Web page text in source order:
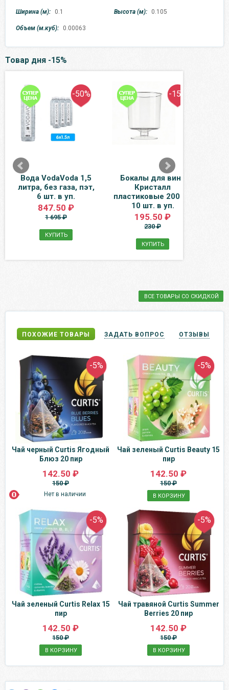
Ширина (м): 0.1 Высота (м): 0.105
Объем (м.куб): 0.00063
Товар дня -15%
-50%
Вода VodaVoda 1,5
литра, без газа, пэт,
6 шт. в уп.
847.50 ₽
1 695 ₽
КУПИТЬ
-15%
Бокалы для вина
Кристалл
пластиковые 200 мл
10 шт. в уп.
195.50 ₽
230 ₽
КУПИТЬ
ВСЕ ТОВАРЫ СО СКИДКОЙ
ПОХОЖИЕ ТОВАРЫ ЗАДАТЬ ВОПРОС ОТЗЫВЫ
-5%
Чай черный Curtis Ягодный
Блюз 20 пир
142.50 ₽
150 ₽
Нет в наличии
-5%
Чай зеленый Curtis Beauty 15
пир
142.50 ₽
150 ₽
В КОРЗИНУ
-5%
Чай зеленый Curtis Relax 15
пир
142.50 ₽
150 ₽
В КОРЗИНУ
-5%
Чай травяной Curtis Summer
Berries 20 пир
142.50 ₽
150 ₽
В КОРЗИНУ